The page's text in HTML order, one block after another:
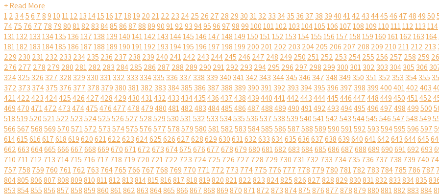
+ Read More
12 3456 78910111213141516171819 20 2122 23 2425 26 27 28 29 30 3132 33 3435 36 37 38 394041424344454647484950
7475 76 77 78 798081828384858687888990919293949596979899100101102103104105106107108109110111112113114
131132133134135136137138139140141142143144145146147148149150151152153154155156157158159160161162163164
181182183184185186187188189190191192193194195196197198199 200 201202 203 204205 206 207 208 209 210 211212 213
229 230 231232 233 234235 236 237 238 239 240 241242 243 244245 246 247 248 249 250 251252 253 254255 256 257 258 259
276 277 278 279 280 281282 283 284285 286 287 288 289 290 291292 293 294295 296 297 298 299 300 301302 303 304305 306
324325 326 327 328 329 330 331332 333 334335 336 337 338 339 340 341342 343 344345 346 347 348 349 350 351352 353 354355
372 373 374375 376 377 378 379 380 381382 383 384385 386 387 388 389 390 391392 393 394395 396 397 398 399400401402403
421422423424425426427428429430431432433434435436437438439440441442443444445446447448449450451452
469470471472473474475476477478479480481482483484485486487488489490491492493494495496497498499500
518519520521522523524525526527528529530531532533534535536537538539540541542543544545546547548549
566567568569570571572573574575576577578579580581582583584585586587588589590591592593594595596597
614615616617618619620621622623624625626627628629630631632633634635636637638639640641642643644645
662663664665666667668669670671672673674675676677678679680681682683684685686687688689690691692693
710 711712 713 714715 716 717 718 719 720 721722 723 724725 726 727 728 729 730 731732 733 734735 736 737 738 739 740
757 758 759 760 761762 763 764765 766 767 768 769 770 771772 773 774775 776 777 778 779 780 781782 783 784785 786 787
804805806807808809810811812813814815816817818819820821822823824825826827828829830831832833834835
853854855856857858859860861862863864865866867868869870871872873874875876877878879880881882883884